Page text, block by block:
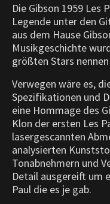
Die Gibson 1959 Les
Legende unter den
aus dem Hause
Musikgeschichte
größten Stars
Verwegen wäre es,
Spezifikationen und
eine Hommage des
Klon der ersten Les
lasergescannten
analysierten
Tonabnehmern und
Detail ausgereift um
Paul die es je gab.